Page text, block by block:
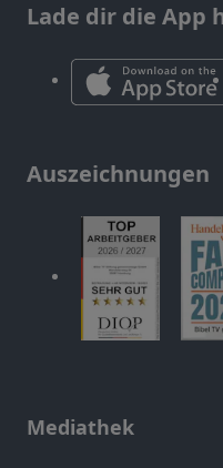
Lade dir die App
Auszeichnungen
Mediathek